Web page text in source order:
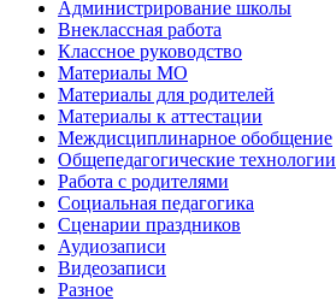
Администрирование школы
Внеклассная работа
Классное руководство
Материалы МО
Материалы для родителей
Материалы к аттестации
Междисциплинарное обобщение
Общепедагогические технологии
Работа с родителями
Социальная педагогика
Сценарии праздников
Аудиозаписи
Видеозаписи
Разное